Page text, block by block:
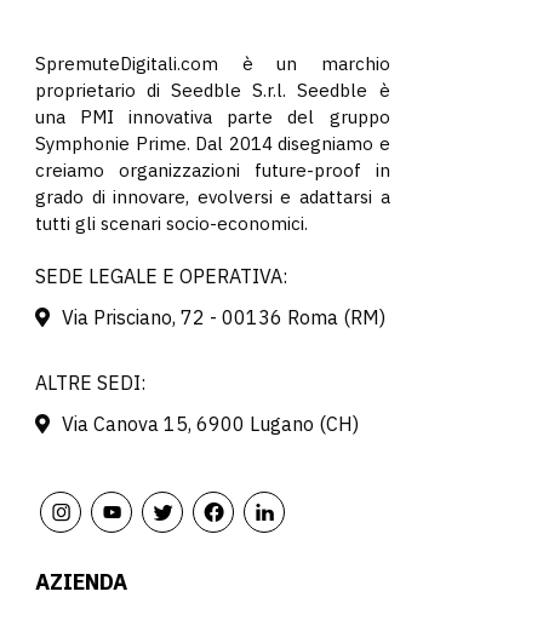
SpremuteDigitali.com è un marchio
proprietario di Seedble S.r.l. Seedble è
una PMI innovativa parte del gruppo
Symphonie Prime. Dal 2014 disegniamo e
creiamo organizzazioni future-proof in
grado di innovare, evolversi e adattarsi a
tutti gli scenari socio-economici.
SEDE LEGALE E OPERATIVA:
Via Prisciano, 72 - 00136 Roma (RM)
ALTRE SEDI:
Via Canova 15, 6900 Lugano (CH)
AZIENDA